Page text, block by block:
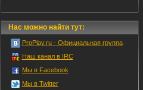
Нас можно найти тут:
ProPlay.ru - Официальная группа
Наш канал в IRC
Мы в Facebook
Мы в Twitter